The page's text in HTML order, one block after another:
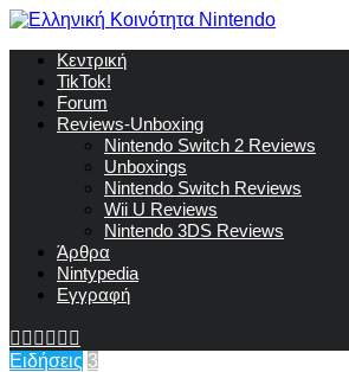
Κεντρική
TikTok!
Forum
Reviews-Unboxing
Nintendo Switch 2 Reviews
Unboxings
Nintendo Switch Reviews
Wii U Reviews
Nintendo 3DS Reviews
Άρθρα
Nintypedia
Εγγραφή
Ειδήσεις 3